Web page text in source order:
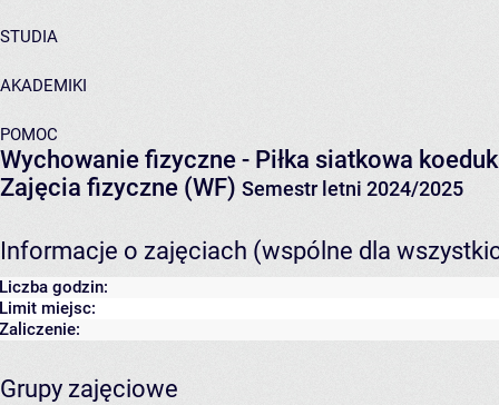
STUDIA
AKADEMIKI
POMOC
Wychowanie fizyczne - Piłka siatkowa
Zajęcia fizyczne (WF) Semestr letni 2024/2025
Informacje o zajęciach (wspólne dla
Liczba godzin:
Limit miejsc:
Zaliczenie:
Grupy zajęciowe